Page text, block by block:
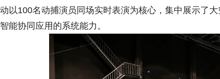
动以100名动捕演员同场实时表演为核心，集中展示了
智能协同应用的系统能力。